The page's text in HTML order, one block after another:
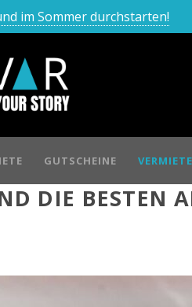
im Sommer durchstarten!
GUTSCHEINE
DIE BESTEN